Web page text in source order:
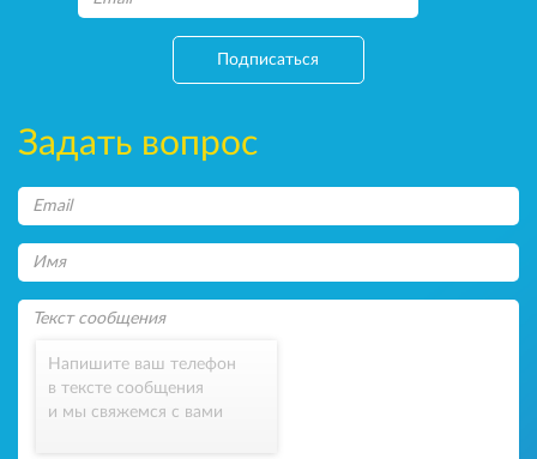
Подписаться
Задать вопрос
Напишите ваш телефон
в тексте сообщения
и мы свяжемся с вами